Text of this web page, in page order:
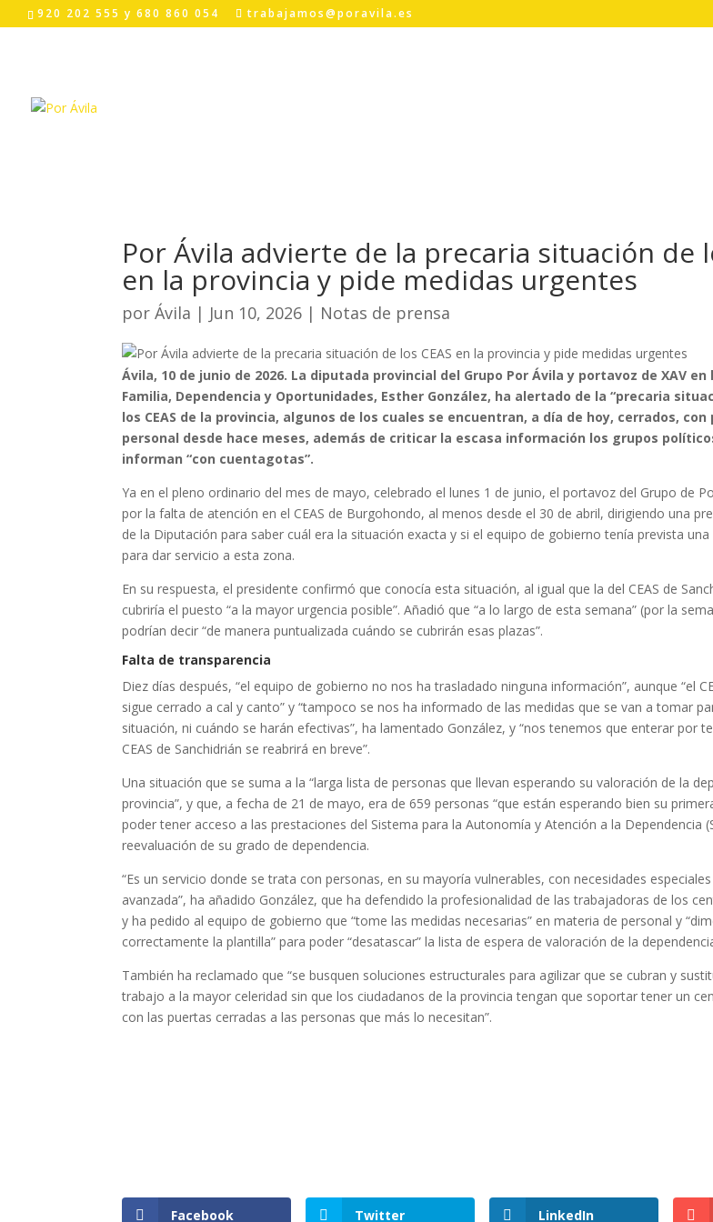
920 202 555 y 680 860 054 trabajamos@poravila.es
Por Ávila advierte de la precaria situación de
en la provincia y pide medidas urgentes
porÁvila | Jun 10, 2026 | Notas de prensa
Ávila, 10 de junio de 2026. La diputada provincial del Grupo Por Ávila y portavoz de XAV en
Familia, Dependencia y Oportunidades, Esther González, ha alertado de la “precaria
los CEAS de la provincia, algunos de los cuales se encuentran, a día de hoy, cerrados, con
personal desde hace meses, además de criticar la escasa información los grupos
informan “con cuentagotas”.
Ya en el pleno ordinario del mes de mayo, celebrado el lunes 1 de junio, el portavoz del Grupo de
por la falta de atención en el CEAS de Burgohondo, al menos desde el 30 de abril, dirigiendo una
de la Diputación para saber cuál era la situación exacta y si el equipo de gobierno tenía prevista
para dar servicio a esta zona.
En su respuesta, el presidente confirmó que conocía esta situación, al igual que la del CEAS de
cubriría el puesto “a la mayor urgencia posible”. Añadió que “a lo largo de esta semana” (por la
podrían decir “de manera puntualizada cuándo se cubrirán esas plazas”.
Falta de transparencia
Diez días después, “el equipo de gobierno no nos ha trasladado ninguna información”, aunque “el
sigue cerrado a cal y canto” y “tampoco se nos ha informado de las medidas que se van a tomar
situación, ni cuándo se harán efectivas”, ha lamentado González, y “nos tenemos que enterar por
CEAS de Sanchidrián se reabrirá en breve”.
Una situación que se suma a la “larga lista de personas que llevan esperando su valoración de la
provincia”, y que, a fecha de 21 de mayo, era de 659 personas “que están esperando bien su
poder tener acceso a las prestaciones del Sistema para la Autonomía y Atención a la Dependencia
reevaluación de su grado de dependencia.
“Es un servicio donde se trata con personas, en su mayoría vulnerables, con necesidades
avanzada”, ha añadido González, que ha defendido la profesionalidad de las trabajadoras de los
y ha pedido al equipo de gobierno que “tome las medidas necesarias” en materia de personal y
correctamente la plantilla” para poder “desatascar” la lista de espera de valoración de la
También ha reclamado que “se busquen soluciones estructurales para agilizar que se cubran y
trabajo a la mayor celeridad sin que los ciudadanos de la provincia tengan que soportar tener un
con las puertas cerradas a las personas que más lo necesitan”.
Facebook Twitter LinkedIn